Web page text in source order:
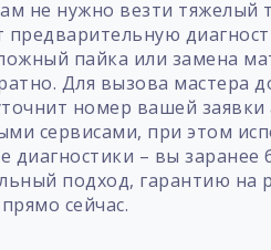
не нужно везти тяжелый
пайка или замена
Для вызова мастера
номер вашей
сервисами, при этом
– вы заранее
подход, гарантию на
сейчас.